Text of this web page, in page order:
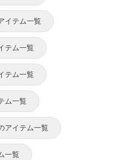
イテム一覧
テム一覧
テム一覧
ム一覧
アイテム一覧
一覧